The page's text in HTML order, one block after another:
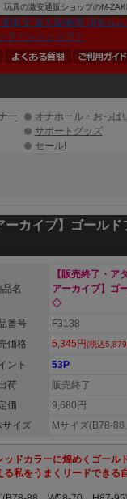
の激安通販ショップのM-
ー オナホール・おっぱ
サポートグッズ
セール!
カイブ】ゴールド
品名
【販売終了・ア
アーカイブ】ゴ
◇
番号
F3138
価格
5,345円(税込
ント
53P
荷
販売終了
価
9,680円
サイズ
Mサイズ(B78-
ッドカラーに煌めくゴール
る私をうまくリードできる